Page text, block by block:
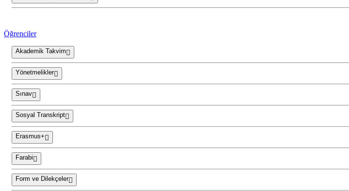
Öğrenciler
Akademik Takvim
Yönetmelikler
Sınav
Sosyal Transkript
Erasmus+
Farabi
Form ve Dilekçeler